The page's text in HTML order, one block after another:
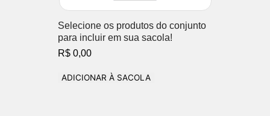
Selecione os produtos do conjunto
para incluir em sua sacola!
R$ 0,00
ADICIONAR À SACOLA